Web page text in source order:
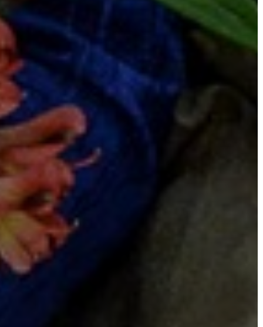
TESTÜLETI
ANYAGOK
KISTÉRSÉG
GEOTERM-
GYÖNGYÖS